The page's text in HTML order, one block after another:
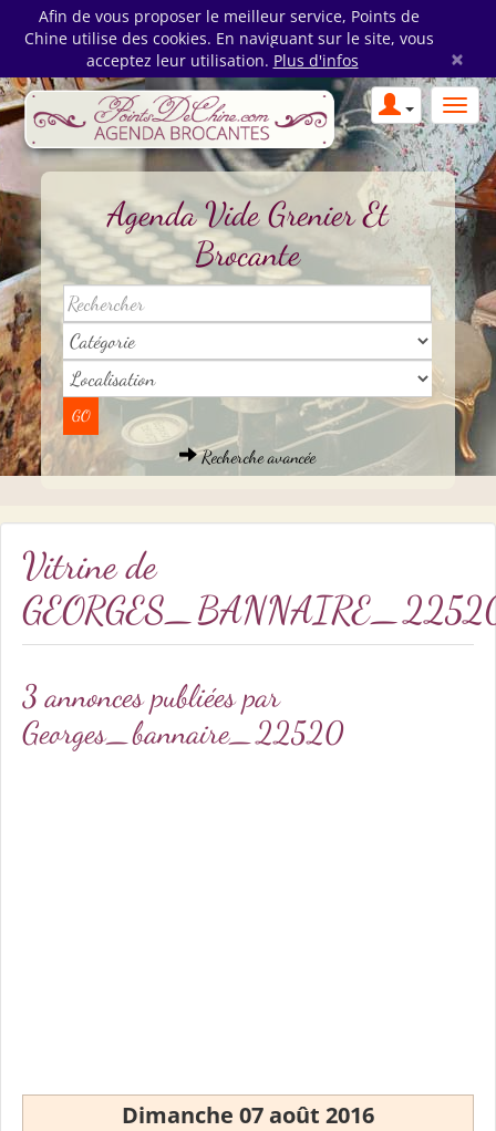
Afin de vous proposer le meilleur service, Points de
Chine utilise des cookies. En naviguant sur le site, vous
acceptez leur utilisation. Plus d'infos ×
Agenda Vide Grenier Et
Brocante
Recherche avancée
Vitrine de
3 annonces publiées par
Georges_bannaire_22520
Dimanche 07 août 2016